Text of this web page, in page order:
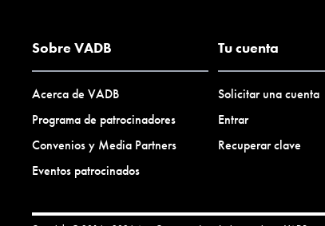
Sobre VADB
Acerca de VADB
Programa de patrocinadores
Convenios y Media Partners
Eventos patrocinados
Tu cuenta
Solicitar una cuenta
Entrar
Recuperar clave